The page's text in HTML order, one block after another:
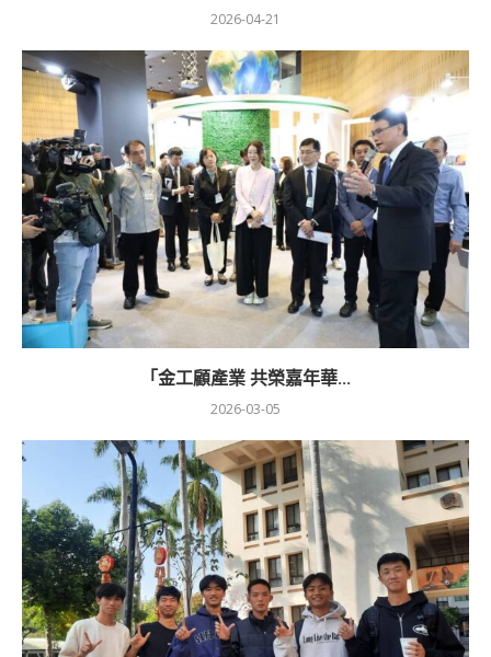
2026-04-21
「金工顧產業 共榮嘉年華...
2026-03-05